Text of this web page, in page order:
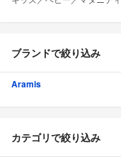
ブランドで絞り込み
Aramis
カテゴリで絞り込み